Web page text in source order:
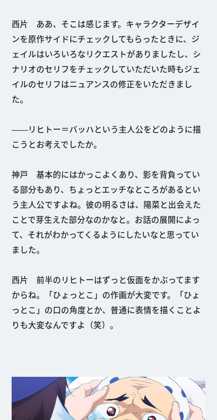
西片 ああ、そこは感じます。キャラクターデザイ
ンを原作サイドにチェックしてもらったときに、ジ
ェイルはいろいろなリクエストがありましたし、シ
ナリオのセリフをチェックしていただいた時もジェ
イルのセリフはニュアンスの修正をいただきまし
た。
――リヒトー＝バッハという主人公をどのように描
こうとお考えでしたか。
神戸 基本的にはかっこよくあり、影を背負ってい
る部分もあり、ちょっとエッチなところがあるとい
う主人公ですよね。彼の明るさは、陽菜と出会えた
ことで芽生えた部分なのかなと。お話の展開によっ
て、それがわかってくるようにしたいなと思ってい
ました。
西片 前半のリヒトーはずっと仮面をかぶってます
からね。「ひょっとこ」の作画が大変です。「ひょ
っとこ」の口の角度とか、普通に表情を描くことよ
りも大変なんですよ（笑）。